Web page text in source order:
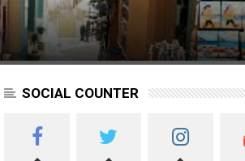
SOCIAL COUNTER